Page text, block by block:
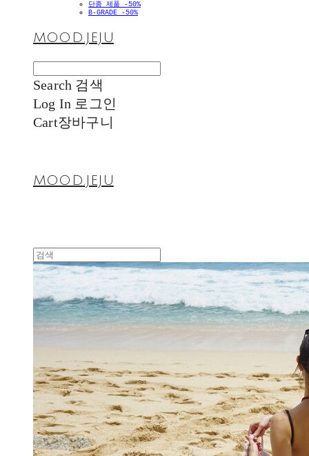
단종 제품 -50%
B-GRADE -50%
MOOD.JEJU
Search 검색
Log In 로그인
Cart장바구니
MOOD.JEJU